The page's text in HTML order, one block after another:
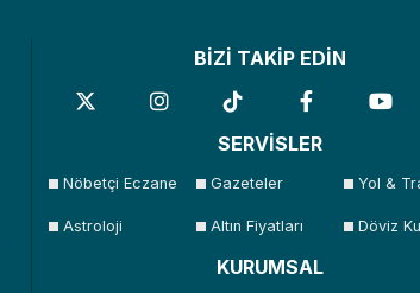
BİZİ TAKİP EDİN
SERVİSLER
Nöbetçi Eczane Gazeteler Yol &
Astroloji Altın Fiyatları Döviz
KURUMSAL